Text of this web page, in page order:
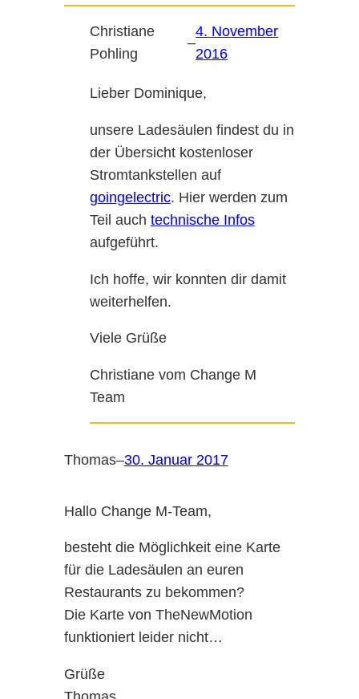
Christiane
Pohling
–
4. November
2016
Lieber Dominique,
unsere Ladesäulen findest du in
der Übersicht kostenloser
Stromtankstellen auf
goingelectric. Hier werden zum
Teil auch technische Infos
aufgeführt.
Ich hoffe, wir konnten dir damit
weiterhelfen.
Viele Grüße
Christiane vom Change M
Team
Thomas–30. Januar 2017
Hallo Change M-Team,
besteht die Möglichkeit eine Karte
für die Ladesäulen an euren
Restaurants zu bekommen?
Die Karte von TheNewMotion
funktioniert leider nicht…
Grüße